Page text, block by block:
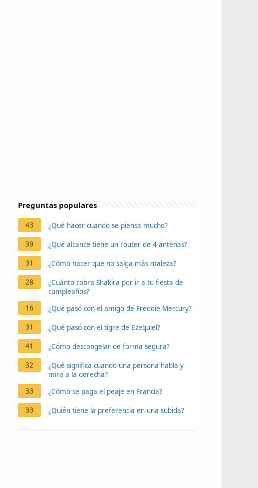
Preguntas populares
43 ¿Qué hacer cuando se piensa mucho?
39 ¿Qué alcance tiene un router de 4 antenas?
31 ¿Cómo hacer que no salga más maleza?
28
¿Cuánto cobra Shakira por ir a tu fiesta de
cumpleaños?
16
¿Qué pasó con el amigo de Freddie Mercury?
31 ¿Qué pasó con el tigre de Ezequiel?
41 ¿Cómo descongelar de forma segura?
32
¿Qué significa cuando una persona habla y
mira a la derecha?
33
¿Cómo se paga el peaje en Francia?
33 ¿Quién tiene la preferencia en una subida?